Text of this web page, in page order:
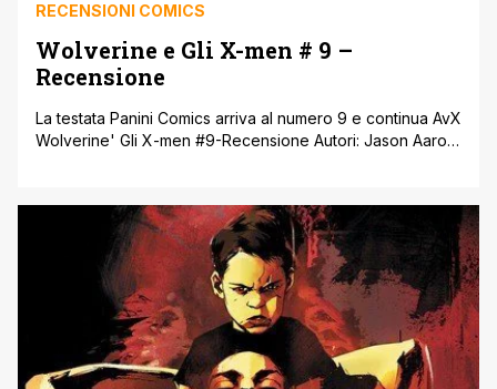
RECENSIONI COMICS
Wolverine e Gli X-men # 9 –
Recensione
La testata Panini Comics arriva al numero 9 e continua AvX
Wolverine' Gli X-men #9-Recensione Autori: Jason Aaron,
Stati Uniti, 17×26, S., 80 pp., col. Genere: Supereroistico
Prezzo: 3,50 euro Anno di pubblicazione in Italia: 2013
Compra con sconto Il [']